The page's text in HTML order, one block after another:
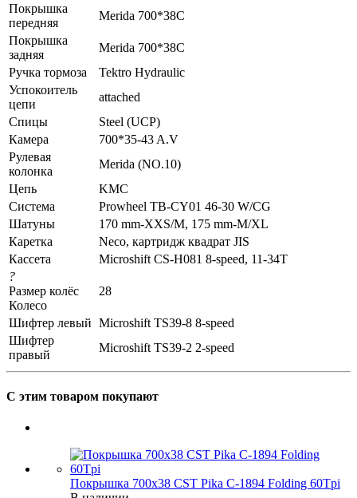
Покрышка
передняя
Merida 700*38C
Покрышка
задняя
Merida 700*38C
Ручка тормоза
Tektro Hydraulic
Успокоитель
цепи
attached
Спицы
Steel (UCP)
Камера
700*35-43 A.V
Рулевая
колонка
Merida (NO.10)
Цепь
KMC
Система
Prowheel TB-CY01 46-30 W/CG
Шатуны
170 mm-XXS/M, 175 mm-M/XL
Каретка
Neco, картридж квадрат JIS
Кассета
Microshift CS-H081 8-speed, 11-34T
?
Размер колёс
Колесо
28
Шифтер левый Microshift TS39-8 8-speed
Шифтер
правый
Microshift TS39-2 2-speed
С этим товаром покупают
Покрышка 700x38 CST Pika C-1894 Folding 60Tpi